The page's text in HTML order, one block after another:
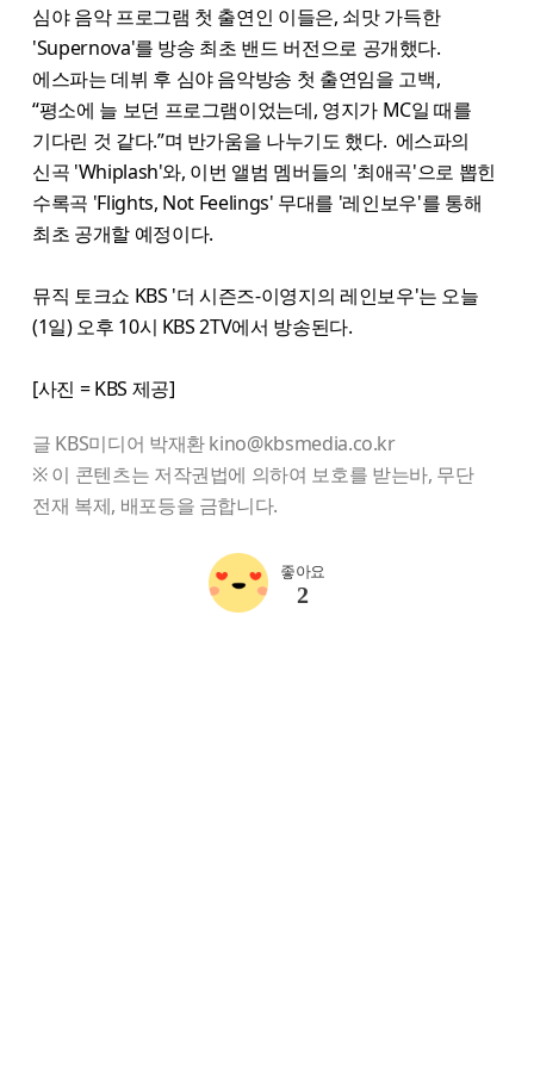
심야 음악 프로그램 첫 출연인 이들은, 쇠맛 가득한
'Supernova'를 방송 최초 밴드 버전으로 공개했다.
에스파는 데뷔 후 심야 음악방송 첫 출연임을 고백,
“평소에 늘 보던 프로그램이었는데, 영지가 MC일 때를
기다린 것 같다.”며 반가움을 나누기도 했다. 에스파의
신곡 'Whiplash'와, 이번 앨범 멤버들의 '최애곡'으로 뽑힌
수록곡 'Flights, Not Feelings' 무대를 '레인보우'를 통해
최초 공개할 예정이다.
뮤직 토크쇼 KBS '더 시즌즈-이영지의 레인보우'는 오늘
(1일) 오후 10시 KBS 2TV에서 방송된다.
[사진 = KBS 제공]
글 KBS미디어 박재환 kino@kbsmedia.co.kr
※ 이 콘텐츠는 저작권법에 의하여 보호를 받는바, 무단
전재 복제, 배포등을 금합니다.
좋아요
2